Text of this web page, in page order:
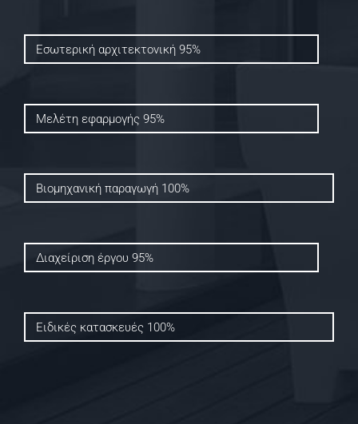
Εσωτερική αρχιτεκτονική 95%
Μελέτη εφαρμογής 95%
Βιομηχανική παραγωγή 100%
Διαχείριση έργου 95%
Ειδικές κατασκευές 100%